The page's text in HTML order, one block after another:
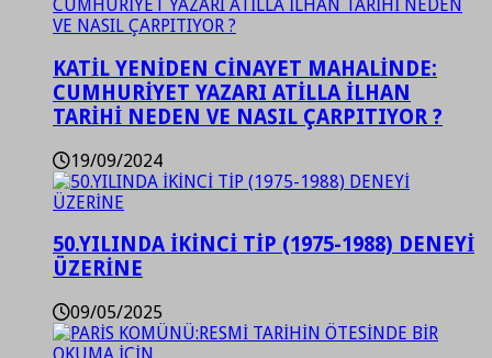
KATİL YENİDEN CİNAYET MAHALİNDE:
CUMHURİYET YAZARI ATİLLA İLHAN
TARİHİ NEDEN VE NASIL ÇARPITIYOR ?
19/09/2024
50.YILINDA İKİNCİ TİP (1975-1988) DENEYİ
ÜZERİNE
09/05/2025